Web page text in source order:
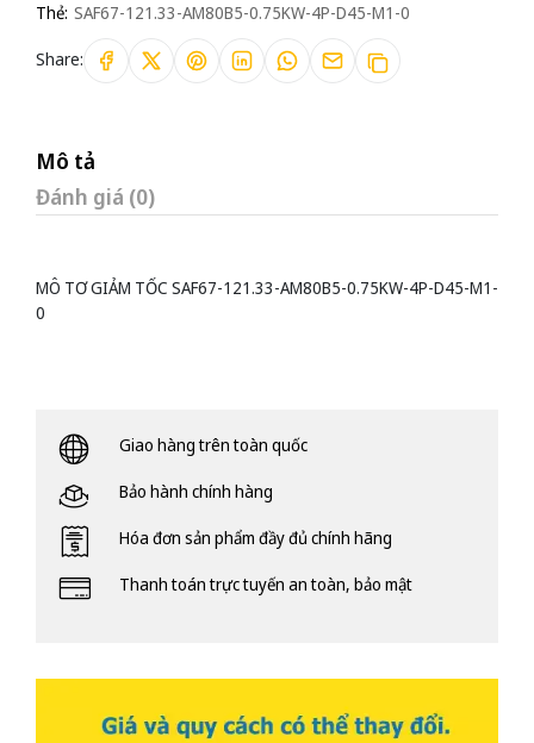
Thẻ: SAF67-121.33-AM80B5-0.75KW-4P-D45-M1-0
Share:
Mô tả
Đánh giá (0)
MÔ TƠ GIẢM TỐC SAF67-121.33-AM80B5-0.75KW-4P-D45-M1-
0
Giao hàng trên toàn quốc
Bảo hành chính hàng
Hóa đơn sản phẩm đầy đủ chính hãng
Thanh toán trực tuyến an toàn, bảo mật